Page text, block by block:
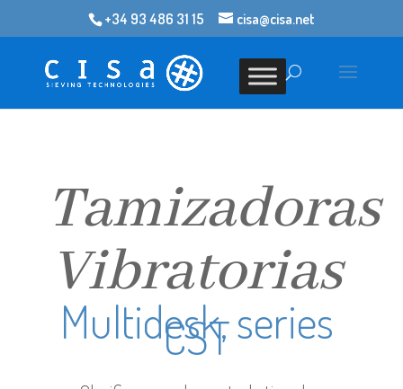
+34 93 486 31 15 cisa@cisa.net
Tamizadoras
Vibratorias
Multidesk, series
CST